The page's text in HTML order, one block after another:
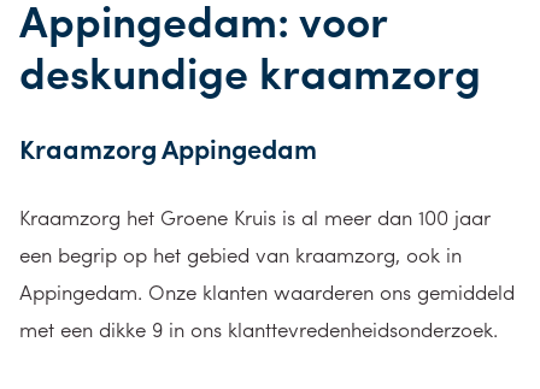
Appingedam: voor
deskundige kraamzorg
Kraamzorg Appingedam
Kraamzorg het Groene Kruis is al meer dan 100 jaar
een begrip op het gebied van kraamzorg, ook in
Appingedam. Onze klanten waarderen ons gemiddeld
met een dikke 9 in ons klanttevredenheidsonderzoek.